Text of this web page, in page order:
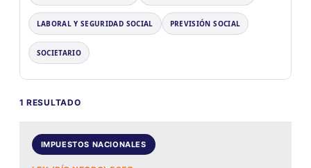
LABORAL Y SEGURIDAD SOCIAL PREVISIÓN SOCIAL
SOCIETARIO
1 RESULTADO
IMPUESTOS NACIONALES